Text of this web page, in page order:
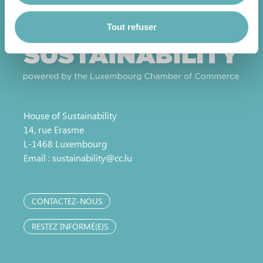
consentement à tout moment en cliquant sur l’icône
flottante en bas à gauche de chaque page.
nous utilisons les cookies et sommes amenés à traiter
Charte d’usage des cookies
protection des données personnelles
Tout refuser
House of Sustainability
14, rue Erasme
L-1468 Luxembourg
Email :sustainability@cc.lu
CONTACTEZ-NOUS
RESTEZ INFORMÉ(E)S